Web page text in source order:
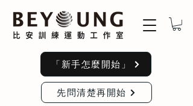
「新手怎麼開始」
先問清楚再開始